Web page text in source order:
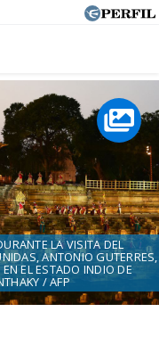
LA VISITA DEL
ANTONIO GUTERRES,
EL ESTADO INDIO DE
/ AFP